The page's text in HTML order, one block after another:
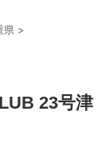
県 >
23号津